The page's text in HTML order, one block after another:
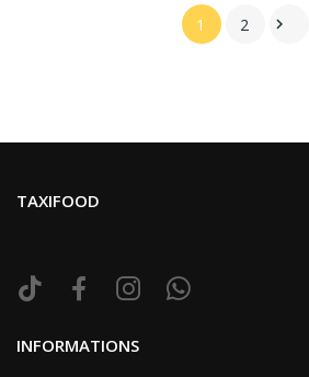
1 2 
TAXIFOOD
INFORMATIONS